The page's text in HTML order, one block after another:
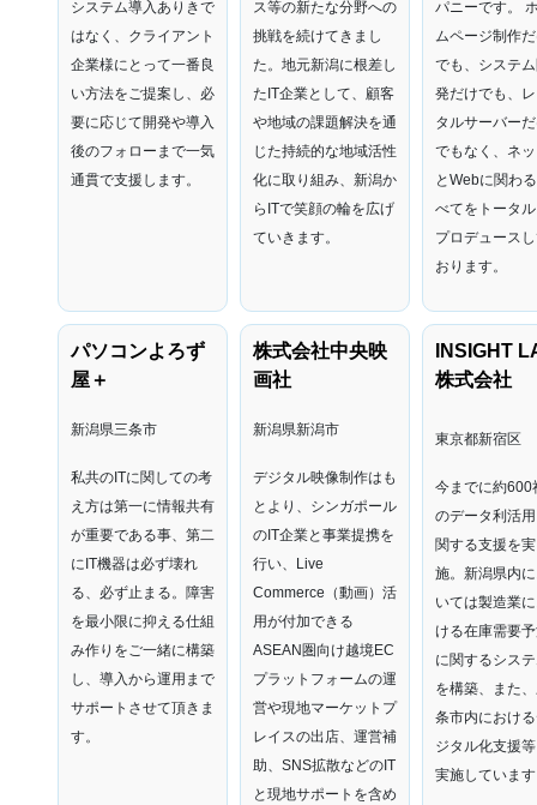
システム導入ありきで
はなく、クライアント
企業様にとって一番良
い方法をご提案し、必
要に応じて開発や導入
後のフォローまで一気
通貫で支援します。
ス等の新たな分野への
挑戦を続けてきまし
た。地元新潟に根差し
たIT企業として、顧客
や地域の課題解決を通
じた持続的な地域活性
化に取り組み、新潟か
らITで笑顔の輪を広げ
ていきます。
パニーです。
ムページ制作
でも、システ
発だけでも、
タルサーバー
でもなく、ネ
とWebに関わ
べてをトータ
プロデュース
おります。
パソコンよろず
屋＋
新潟県三条市
私共のITに関しての考
え方は第一に情報共有
が重要である事、第二
にIT機器は必ず壊れ
る、必ず止まる。障害
を最小限に抑える仕組
み作りをご一緒に構築
し、導入から運用まで
サポートさせて頂きま
す。
株式会社中央映
画社
新潟県新潟市
デジタル映像制作はも
とより、シンガポール
のIT企業と事業提携を
行い、Live
Commerce（動画）活
用が付加できる
ASEAN圏向け越境EC
プラットフォームの運
営や現地マーケットプ
レイスの出店、運営補
助、SNS拡散などのIT
と現地サポートを含め
INSIGHT
株式会社
東京都新宿区
今までに約600
のデータ利活
関する支援を実
施。新潟県内
いては製造業
ける在庫需要
に関するシス
を構築、また
条市内におけ
ジタル化支援
実施していま